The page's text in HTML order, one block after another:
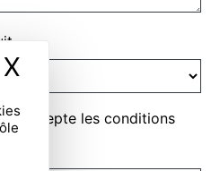
X Masquer le
j'accepte les conditions
**